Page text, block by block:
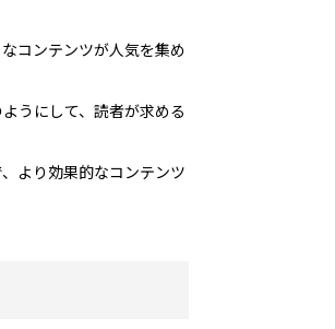
コンテンツが人気を集め
うにして、読者が求める
より効果的なコンテンツ